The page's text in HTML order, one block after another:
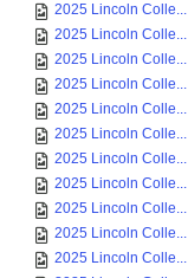
2025 Lincoln Colle...
2025 Lincoln Colle...
2025 Lincoln Colle...
2025 Lincoln Colle...
2025 Lincoln Colle...
2025 Lincoln Colle...
2025 Lincoln Colle...
2025 Lincoln Colle...
2025 Lincoln Colle...
2025 Lincoln Colle...
2025 Lincoln Colle...